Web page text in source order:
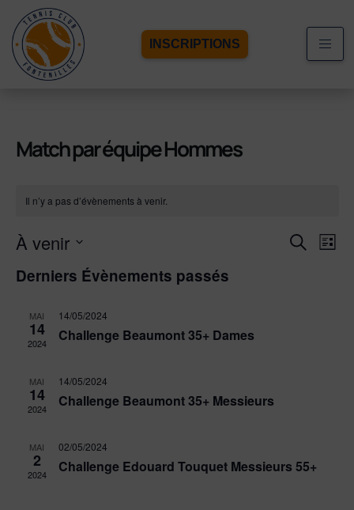
INSCRIPTIONS
Match par équipe Hommes
Il n’y a pas d’évènements à venir.
Recherche
de
Liste
À venir
une
Derniers Évènements passés
MAI
14
2024
14/05/2024
Challenge Beaumont 35+ Dames
MAI
14
2024
14/05/2024
Challenge Beaumont 35+ Messieurs
MAI
2
2024
02/05/2024
Challenge Edouard Touquet Messieurs 55+